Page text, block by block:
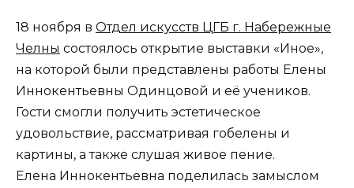
18 ноября в Отдел искусств ЦГБ г. Набережные
Челны состоялось открытие выставки «Иное»,
на которой были представлены работы Елены
Иннокентьевны Одинцовой и её учеников.
Гости смогли получить эстетическое
удовольствие, рассматривая гобелены и
картины, а также слушая живое пение.
Елена Иннокентьевна поделилась замыслом